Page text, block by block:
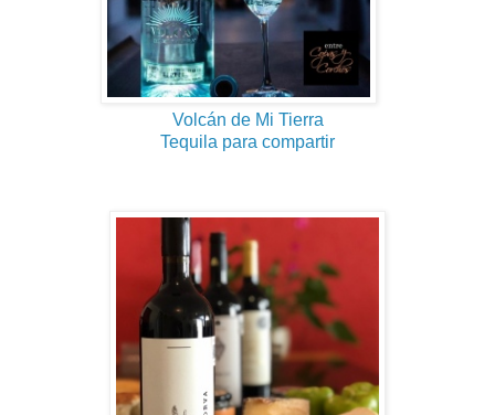
Volcán de Mi Tierra
Tequila para compartir